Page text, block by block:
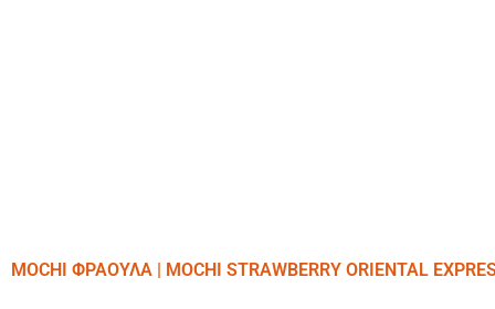
MOCHI ΦΡΑΟΥΛΑ | MOCHI STRAWBERRY ORIENTAL